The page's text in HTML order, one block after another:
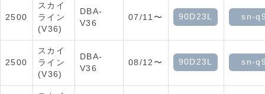
2500
スカイ
ライン
(V36)
DBA-
V36
07/11〜 90D23L sn-
2500
スカイ
ライン
(V36)
DBA-
V36
08/12〜 90D23L sn-